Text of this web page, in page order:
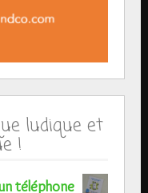
ludique et
!
téléphone